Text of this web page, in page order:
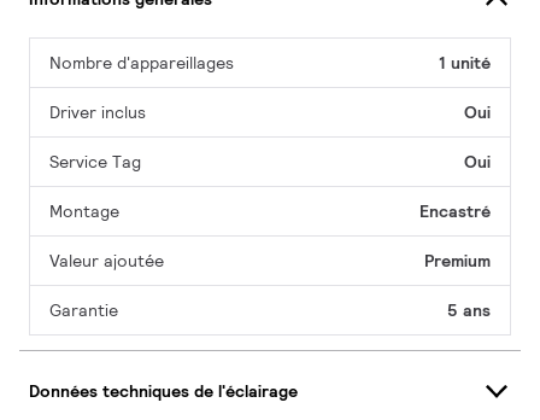
Nombre d'appareillages 1 unité
Driver inclus Oui
Service Tag Oui
Montage Encastré
Valeur ajoutée Premium
Garantie 5 ans
Données techniques de l'éclairage